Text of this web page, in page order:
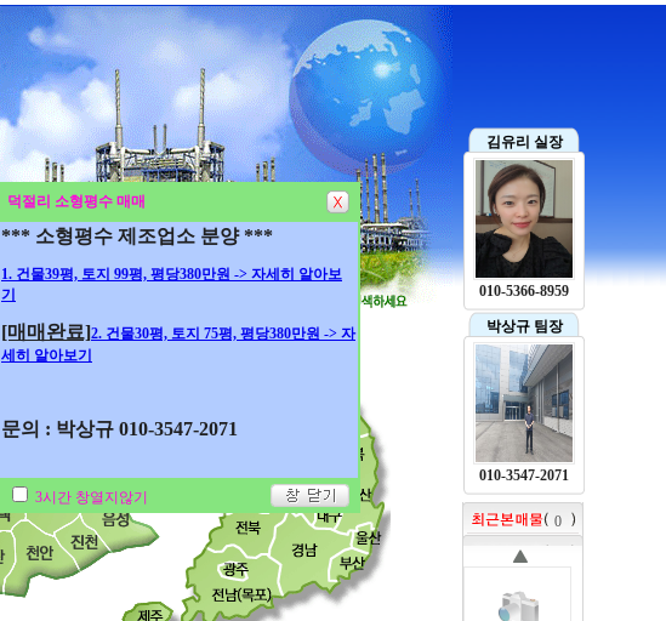
김유리 실장
010-5366-8959
박상규 팀장
010-3547-2071
0
덕절리 소형평수 매매
*** 소형평수 제조업소 분양 ***
1. 건물39평, 토지 99평, 평당380만원 -> 자세히 알아보
기
[매매완료]2. 건물30평, 토지 75평, 평당380만원 -> 자
세히 알아보기
문의 : 박상규 010-3547-2071
3시간 창열지않기